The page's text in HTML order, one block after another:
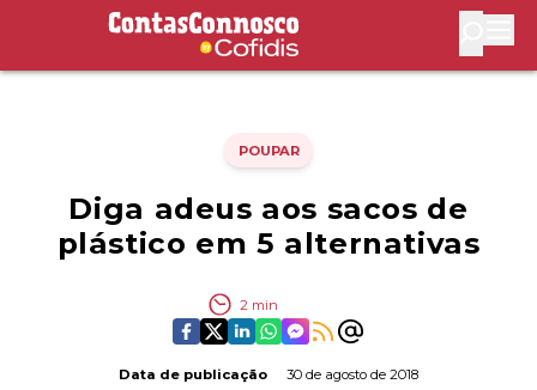
Contas Connosco by Cofidis
POUPAR
Diga adeus aos sacos de
plástico em 5 alternativas
2 min
Data de publicação 30 de agosto de 2018